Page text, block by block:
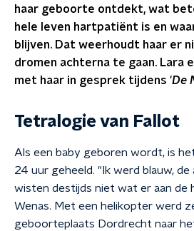
haar geboorte ontdekt, wat
hele leven hartpatiënt is en
blijven. Dat weerhoudt haar er
dromen achterna te gaan. Lara
met haar in gesprek tijdens 'De
Tetralogie van Fallot
Als een baby geboren wordt, is
24 uur geheeld. "Ik werd blauw,
wisten destijds niet wat er aan de
Wenas. Met een helikopter werd
geboorteplaats Dordrecht naar